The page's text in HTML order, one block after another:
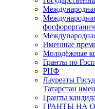
Именные
Молодёжные
Гранты по
РНФ
Лауреаты
Татарстан
Гранты
ГРАНТЫ НА